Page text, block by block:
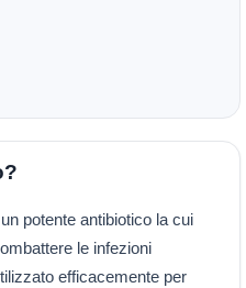
potente antibiotico la cui
le infezioni
efficacemente per